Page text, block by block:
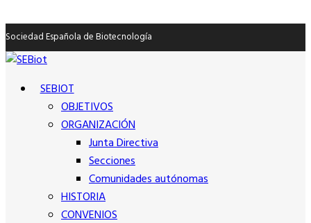
Sociedad Española de Biotecnología
SEBIOT
OBJETIVOS
ORGANIZACIÓN
Junta Directiva
Secciones
Comunidades autónomas
HISTORIA
CONVENIOS